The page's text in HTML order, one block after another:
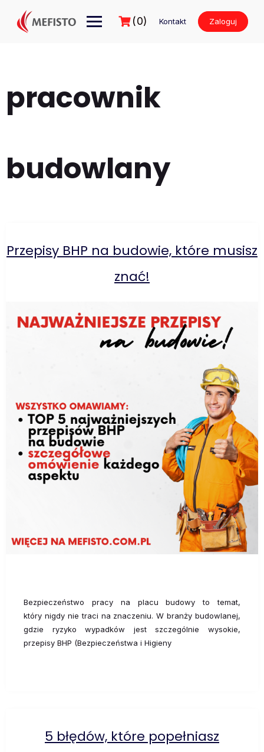
treści
(0) Kontakt Zaloguj
pracownik
budowlany
Przepisy BHP na budowie, które musisz
znać!
Bezpieczeństwo pracy na placu budowy to temat,
który nigdy nie traci na znaczeniu. W branży budowlanej,
gdzie ryzyko wypadków jest szczególnie wysokie,
przepisy BHP (Bezpieczeństwa i Higieny
5 błędów, które popełniasz